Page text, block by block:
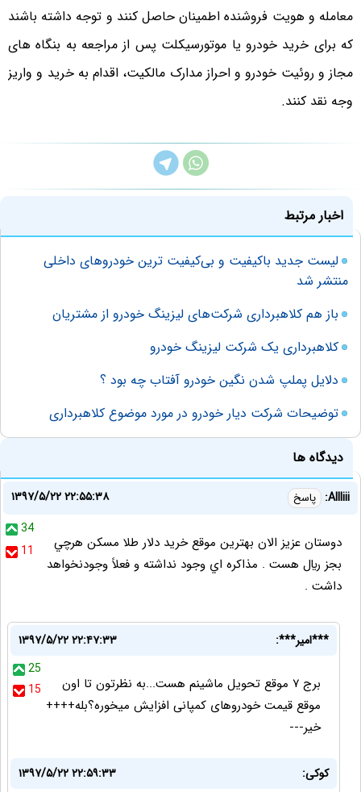
معامله و هویت فروشنده اطمینان حاصل کنند و توجه داشته باشند
که برای خرید خودرو یا موتورسیکلت پس از مراجعه به بنگاه های
مجاز و روئیت خودرو و احراز مدارک مالکیت، اقدام به خرید و واریز
وجه نقد کنند.
اخبار مرتبط
لیست جدید باکیفیت و بی‌کیفیت ترین خودروهای داخلی
منتشر شد
باز هم کلاهبرداری شرکت‌های لیزینگ خودرو از مشتریان
کلاهبرداری یک شرکت لیزینگ خودرو
دلایل پملپ شدن نگین خودرو آفتاب چه بود ؟
توضیحات شرکت دیار خودرو در مورد موضوع کلاهبرداری
دیدگاه ها
Allliii: پاسخ
۱۳۹۷/۵/۲۲ ۲۲:۵۵:۳۸
34
11
دوستان عزيز الان بهترين موقع خريد دلار طلا مسكن هرچي
بجز ريال هست . مذاكره اي وجود نداشته و فعلاً وجودنخواهد
داشت .
***امیر***:
۱۳۹۷/۵/۲۲ ۲۲:۴۷:۳۳
25
15
برج ۷ موقع تحویل ماشینم هست...به نظرتون تا اون
موقع قیمت خودروهای کمپانی افزایش میخوره؟بله++++
خیر---
کوکی:
۱۳۹۷/۵/۲۲ ۲۲:۵۹:۳۳